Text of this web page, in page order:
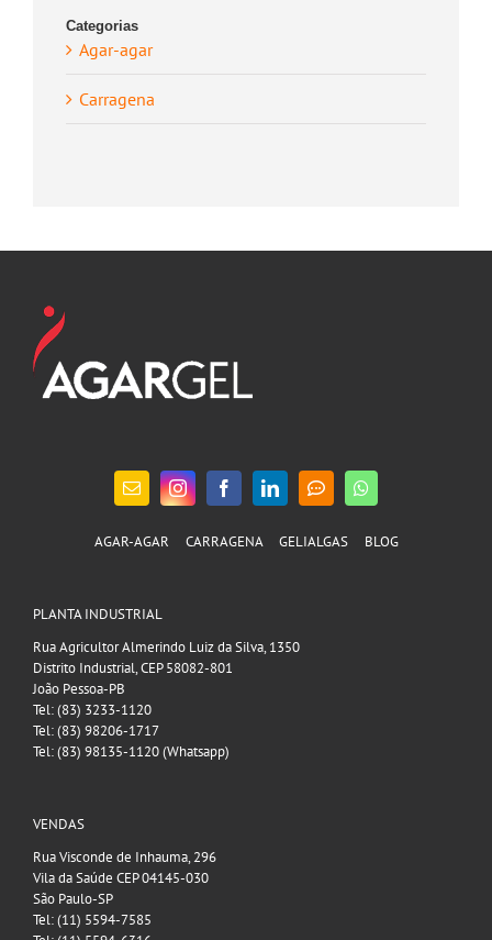
Categorias
Agar-agar
Carragena
AGAR-AGAR CARRAGENA GELIALGAS BLOG
PLANTA INDUSTRIAL
Rua Agricultor Almerindo Luiz da Silva, 1350
Distrito Industrial, CEP 58082-801
João Pessoa-PB
Tel: (83) 3233-1120
Tel: (83) 98206-1717
Tel: (83) 98135-1120 (Whatsapp)
VENDAS
Rua Visconde de Inhauma, 296
Vila da Saúde CEP 04145-030
São Paulo-SP
Tel: (11) 5594-7585